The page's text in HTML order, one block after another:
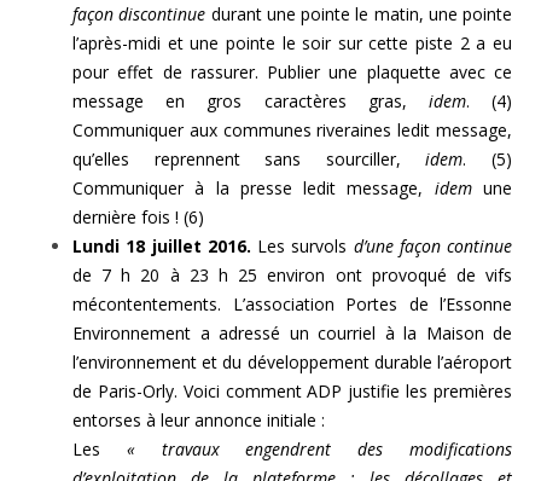
façon discontinue durant une pointe le matin, une pointe
l’après-midi et une pointe le soir sur cette piste 2 a eu
pour effet de rassurer. Publier une plaquette avec ce
message en gros caractères gras, idem. (4)
Communiquer aux communes riveraines ledit message,
qu’elles reprennent sans sourciller,idem. (5)
Communiquer à la presse ledit message, idemune
dernière fois ! (6)
Lundi 18 juillet 2016. Les survols d’une façon continue
de 7 h 20 à 23 h 25 environ ont provoqué de vifs
mécontentements. L’association Portes de l’Essonne
Environnement a adressé un courriel à la Maison de
l’environnement et du développement durable l’aéroport
de Paris-Orly. Voici comment ADP justifie les premières
entorses à leur annonce initiale :
Les « travaux engendrent des modifications